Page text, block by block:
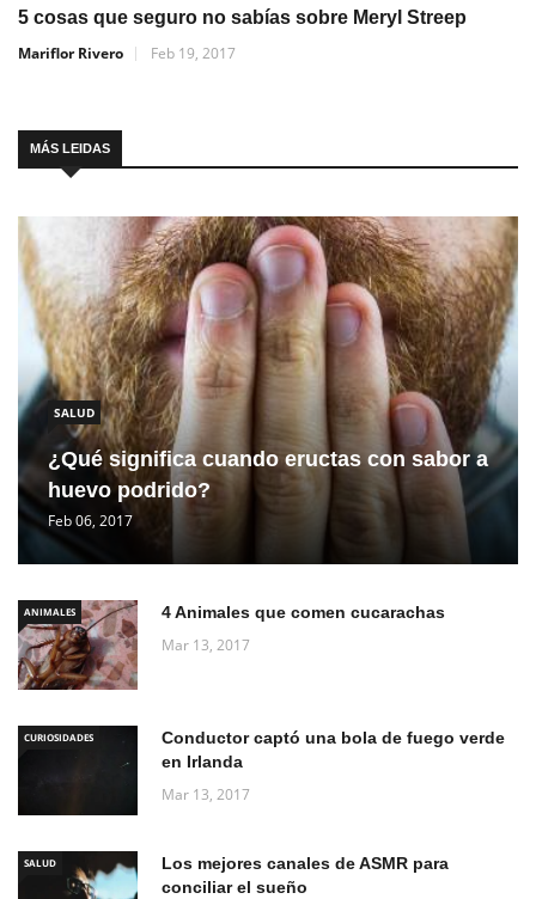
5 cosas que seguro no sabías sobre Meryl Streep
Mariflor Rivero
Feb 19, 2017
MÁS LEIDAS
SALUD
¿Qué significa cuando eructas con sabor a
huevo podrido?
Feb 06, 2017
ANIMALES 4 Animales que comen cucarachas
Mar 13, 2017
CURIOSIDADES
Conductor captó una bola de fuego verde
en Irlanda
Mar 13, 2017
SALUD
Los mejores canales de ASMR para
conciliar el sueño